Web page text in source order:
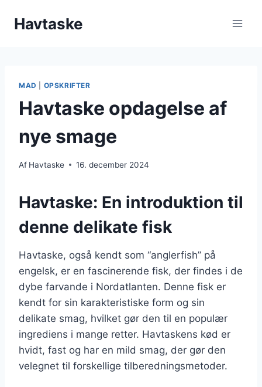
Havtaske
MAD OPSKRIFTER
Havtaske opdagelse af
nye smage
Af Havtaske 16. december 2024
Havtaske: En introduktion til
denne delikate fisk
Havtaske, også kendt som “anglerfish” på
engelsk, er en fascinerende fisk, der findes i de
dybe farvande i Nordatlanten. Denne fisk er
kendt for sin karakteristiske form og sin
delikate smag, hvilket gør den til en populær
ingrediens i mange retter. Havtaskens kød er
hvidt, fast og har en mild smag, der gør den
velegnet til forskellige tilberedningsmetoder.